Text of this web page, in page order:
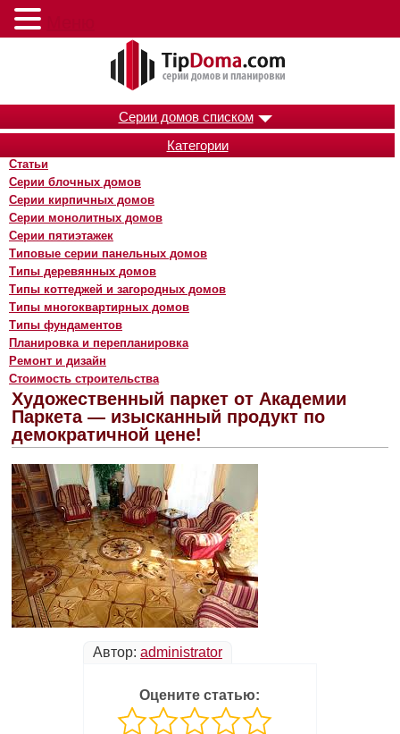
Серии домов списком
Категории
Статьи
Серии блочных домов
Серии кирпичных домов
Серии монолитных домов
Серии пятиэтажек
Типовые серии панельных домов
Типы деревянных домов
Типы коттеджей и загородных домов
Типы многоквартирных домов
Типы фундаментов
Планировка и перепланировка
Ремонт и дизайн
Стоимость строительства
Художественный паркет от Академии
Паркета — изысканный продукт по
демократичной цене!
Автор: administrator
Оцените статью: